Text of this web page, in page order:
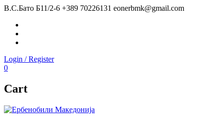
В.С.Бато Б11/2-6 +389 70226131 eonerbmk@gmail.com
Login / Register
0
Cart